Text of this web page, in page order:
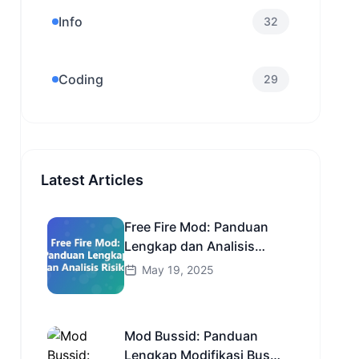
Info 32
Coding 29
Latest Articles
Free Fire Mod: Panduan
Lengkap dan Analisis
RisikoMay 19, 2025
Mod Bussid: Panduan
Lengkap Modifikasi Bus